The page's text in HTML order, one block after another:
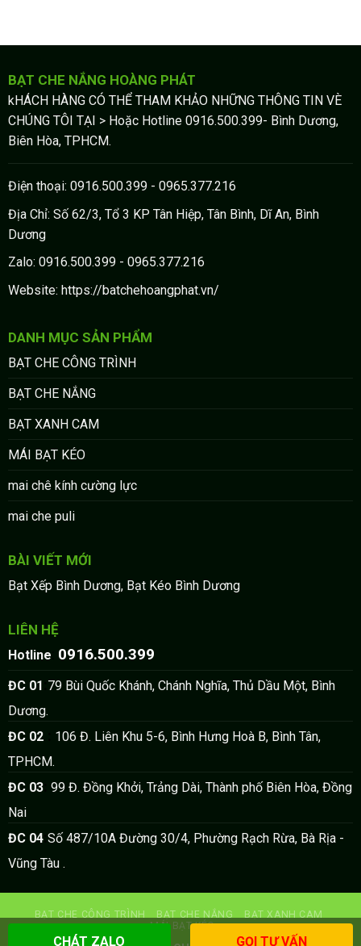
BẠT CHE NẮNG HOÀNG PHÁT
kHÁCH HÀNG CÓ THỂ THAM KHẢO NHỮNG THÔNG TIN VÈ
CHÚNG TÔI TẠI > Hoặc Hotline 0916.500.399- Bình Dương,
Biên Hòa, TPHCM.
Điện thoại: 0916.500.399 - 0965.377.216
Địa Chỉ: Số 62/3, Tổ 3 KP Tân Hiệp, Tân Bình, Dĩ An, Bình
Dương
Zalo: 0916.500.399 - 0965.377.216
Website: https://batchehoangphat.vn/
DANH MỤC SẢN PHẨM
BẠT CHE CÔNG TRÌNH
BẠT CHE NẮNG
BẠT XANH CAM
MÁI BẠT KÉO
mai chê kính cường lực
mai che puli
BÀI VIẾT MỚI
Bạt Xếp Bình Dương, Bạt Kéo Bình Dương
LIÊN HỆ
Hotline 0916.500.399
ĐC 01 79 Bùi Quốc Khánh, Chánh Nghĩa, Thủ Dầu Một, Bình
Dương.
ĐC 02:
106 Đ. Liên Khu 5-6, Bình Hưng Hoà B, Bình Tân,
TPHCM.
ĐC 03: 99 Đ. Đồng Khởi, Trảng Dài, Thành phố Biên Hòa, Đồng
Nai
ĐC 04: Số 487/10A Đường 30/4, Phường Rạch Rừa, Bà Rịa -
Vũng Tàu .
BẠT CHE CÔNG TRÌNH BẠT CHE NẮNG
BẠT XANH CAM
MÁI BẠT KÉO
CHÁT ZALO GỌI TƯ VẤN